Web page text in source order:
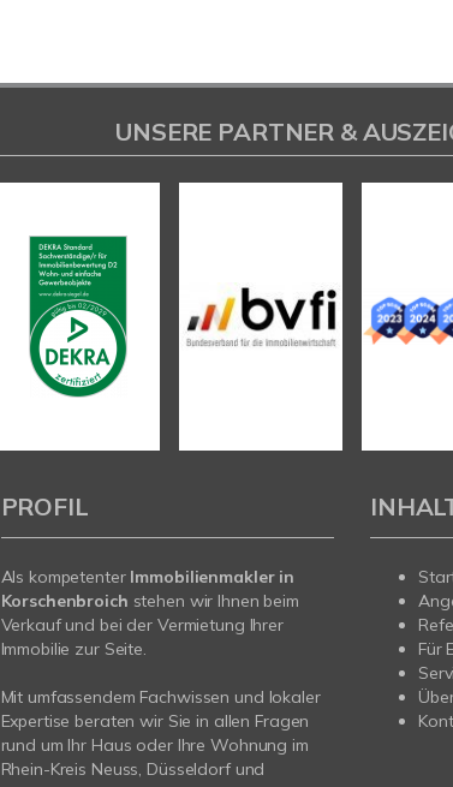
UNSERE PARTNER &
PROFIL
Als kompetenter Immobilienmakler in
Korschenbroich stehen wir Ihnen beim
Verkauf und bei der Vermietung Ihrer
Immobilie zur Seite.
Mit umfassendem Fachwissen und lokaler
Expertise beraten wir Sie in allen Fragen
rund um Ihr Haus oder Ihre Wohnung im
Rhein-Kreis Neuss, Düsseldorf und
Für